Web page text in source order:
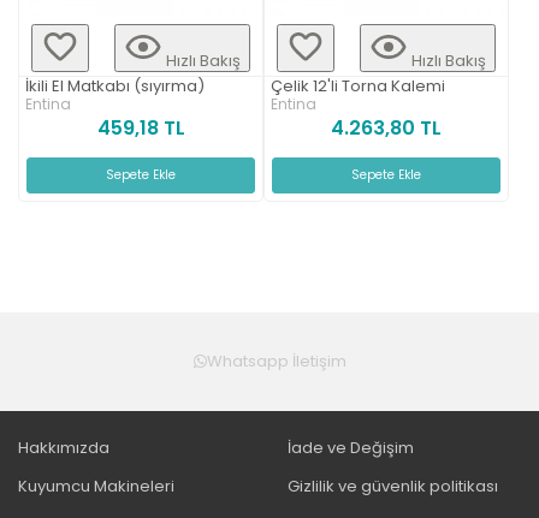
Hızlı Bakış
İkili El Matkabı (sıyırma)
Entina
459,18 TL
Sepete Ekle
Hızlı Bakış
Çelik 12'li Torna Kalemi
Entina
4.263,80 TL
Sepete Ekle
Whatsapp İletişim
Hakkımızda
Kuyumcu Makineleri
İade ve Değişim
Gizlilik ve güvenlik politikası